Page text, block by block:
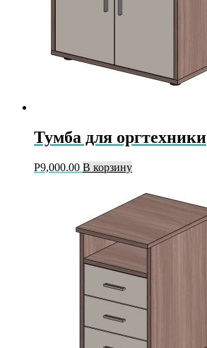
Тумба для оргтехники
Р9,000.00 В корзину